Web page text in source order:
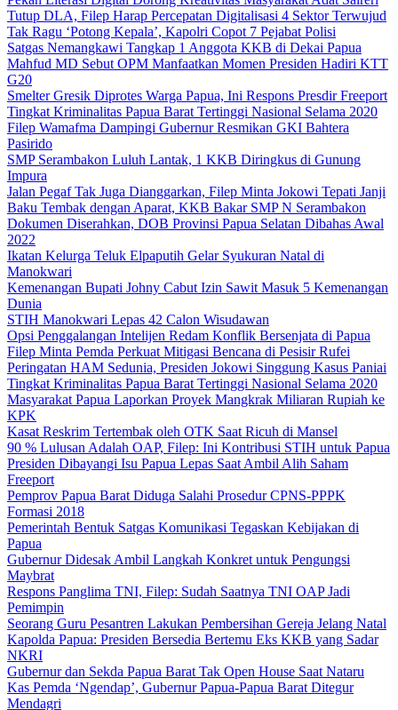
Tutup DLA, Filep Harap Percepatan Digitalisasi 4 Sektor Terwujud
Tak Ragu ‘Potong Kepala’, Kapolri Copot 7 Pejabat Polisi
Satgas Nemangkawi Tangkap 1 Anggota KKB di Dekai Papua
Mahfud MD Sebut OPM Manfaatkan Momen Presiden Hadiri KTT
G20
Smelter Gresik Diprotes Warga Papua, Ini Respons Presdir Freeport
Tingkat Kriminalitas Papua Barat Tertinggi Nasional Selama 2020
Filep Wamafma Dampingi Gubernur Resmikan GKI Bahtera
Pasirido
SMP Serambakon Luluh Lantak, 1 KKB Diringkus di Gunung
Impura
Jalan Pegaf Tak Juga Dianggarkan, Filep Minta Jokowi Tepati Janji
Baku Tembak dengan Aparat, KKB Bakar SMP N Serambakon
Dokumen Diserahkan, DOB Provinsi Papua Selatan Dibahas Awal
2022
Ikatan Kelurga Teluk Elpaputih Gelar Syukuran Natal di
Manokwari
Kemenangan Bupati Johny Cabut Izin Sawit Masuk 5 Kemenangan
Dunia
STIH Manokwari Lepas 42 Calon Wisudawan
Opsi Penggalangan Intelijen Redam Konflik Bersenjata di Papua
Filep Minta Pemda Perkuat Mitigasi Bencana di Pesisir Rufei
Peringatan HAM Sedunia, Presiden Jokowi Singgung Kasus Paniai
Tingkat Kriminalitas Papua Barat Tertinggi Nasional Selama 2020
Masyarakat Papua Laporkan Proyek Mangkrak Miliaran Rupiah ke
KPK
Kasat Reskrim Tertembak oleh OTK Saat Ricuh di Mansel
90 % Lulusan Adalah OAP, Filep: Ini Kontribusi STIH untuk Papua
Presiden Dibayangi Isu Papua Lepas Saat Ambil Alih Saham
Freeport
Pemprov Papua Barat Diduga Salahi Prosedur CPNS-PPPK
Formasi 2018
Pemerintah Bentuk Satgas Komunikasi Tegaskan Kebijakan di
Papua
Gubernur Didesak Ambil Langkah Konkret untuk Pengungsi
Maybrat
Respons Panglima TNI, Filep: Sudah Saatnya TNI OAP Jadi
Pemimpin
Seorang Guru Pesantren Lakukan Pembersihan Gereja Jelang Natal
Kapolda Papua: Presiden Bersedia Bertemu Eks KKB yang Sadar
NKRI
Gubernur dan Sekda Papua Barat Tak Open House Saat Nataru
Kas Pemda ‘Ngendap’, Gubernur Papua-Papua Barat Ditegur
Mendagri